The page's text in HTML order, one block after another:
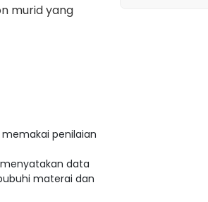
murid yang
penilaian
data
materai dan